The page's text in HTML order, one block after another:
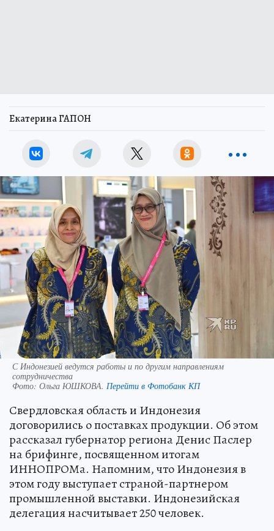
Екатерина ГАПОН
С Индонезией ведутся работы и по другим направлениям
сотрудничества
Фото: Ольга ЮШКОВА. Перейти в Фотобанк КП
Свердловская область и Индонезия
договорились о поставках продукции. Об этом
рассказал губернатор региона Денис Паслер
на брифинге, посвященном итогам
ИННОПРОМа. Напомним, что Индонезия в
этом году выступает страной-партнером
промышленной выставки. Индонезийская
делегация насчитывает 250 человек.